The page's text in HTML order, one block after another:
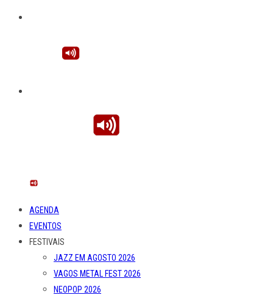
AGENDA
EVENTOS
FESTIVAIS
JAZZ EM AGOSTO 2026
VAGOS METAL FEST 2026
NEOPOP 2026